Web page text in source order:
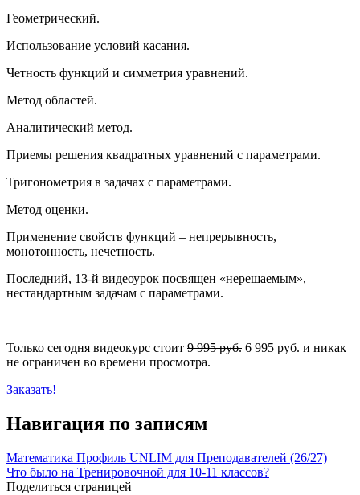
Геометрический.
Использование условий касания.
Четность функций и симметрия уравнений.
Метод областей.
Аналитический метод.
Приемы решения квадратных уравнений с параметрами.
Тригонометрия в задачах с параметрами.
Метод оценки.
Применение свойств функций – непрерывность,
монотонность, нечетность.
Последний, 13-й видеоурок посвящен «нерешаемым»,
нестандартным задачам с параметрами.
Только сегодня видеокурс стоит 9 995 руб. 6 995 руб. и никак
не ограничен во времени просмотра.
Заказать!
Навигация по записям
Математика Профиль UNLIM для Преподавателей (26/27)
Что было на Тренировочной для 10-11 классов?
Поделиться страницей